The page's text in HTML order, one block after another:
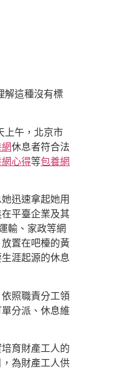
解這種沒有標
上午，北京市
休息者符合法
心得等包養網
迅速拿起她用
平臺企業及其
輸、家政等網
置在吧檯的黃
涯起源的休息
照職責分工領
單分派、休息維
育財產工人的
為財產工人供